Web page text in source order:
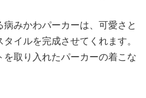
みかわパーカーは、可愛さと
イルを完成させてくれます。
取り入れたパーカーの着こな